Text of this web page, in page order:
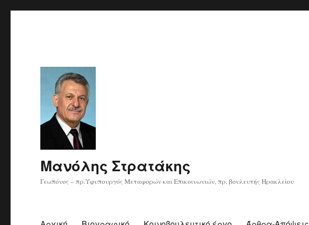
Μανόλης Στρατάκης
Γεωπόνος – πρ.Υφυπουργός Μεταφορών και Επικοινωνιών, πρ. βουλευτής Ηρακλείου